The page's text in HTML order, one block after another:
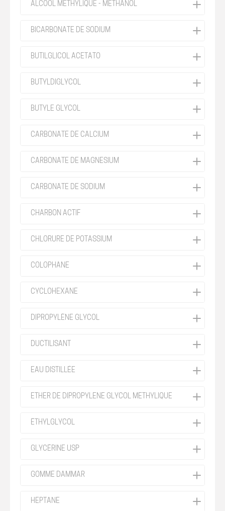
ALCOOL MÉTHYLIQUE - MÉTHANOL
BICARBONATE DE SODIUM
BUTILGLICOL ACETATO
BUTYLDIGLYCOL
BUTYLE GLYCOL
CARBONATE DE CALCIUM
CARBONATE DE MAGNESIUM
CARBONATE DE SODIUM
CHARBON ACTIF
CHLORURE DE POTASSIUM
COLOPHANE
CYCLOHEXANE
DIPROPYLÈNE GLYCOL
DUCTILISANT
EAU DISTILLÉE
ETHER DE DIPROPYLENE GLYCOL METHYLIQUE
ÉTHYLGLYCOL
GLYCÉRINE USP
GOMME DAMMAR
HEPTANE